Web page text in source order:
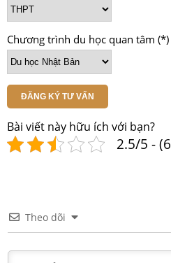
Chương trình du học quan tâm (*)
ĐĂNG KÝ TƯ VẤN
Bài viết này hữu ích với bạn?
2.5/5 -
Theo dõi